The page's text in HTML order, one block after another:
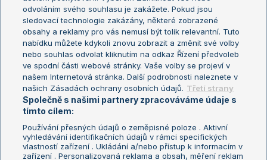
Turnaj mistrů
Turnaj mistryň
Aktualní trendy
Fotbalové přestupy
Livesport Daily
LS Prague Open
Podmínky užití
Nastavení soukromí
odvoláním svého souhlasu je zakážete. Pokud jsou
sledovací technologie zakázány, některé zobrazené
obsahy a reklamy pro vás nemusí být tolik relevantní. Tuto
nabídku můžete kdykoli znovu zobrazit a změnit své volby
nebo souhlas odvolat kliknutím na odkaz Řízení předvoleb
ve spodní části webové stránky. Vaše volby se projeví v
našem Internetová stránka. Další podrobnosti naleznete v
našich Zásadách ochrany osobních údajů. Třetí strany
Společně s našimi partnery zpracováváme údaje s
tímto cílem:
Používání přesných údajů o zeměpisné poloze . Aktivní
vyhledávání identifikačních údajů v rámci specifických
vlastností zařízení . Ukládání a/nebo přístup k informacím v
zařízení . Personalizovaná reklama a obsah, měření reklam